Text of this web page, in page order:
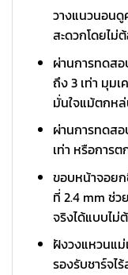
วางแนวนอนดู
สะดวกโดยไม่
ผ่านการทดส
ถึง 3 เท่า มุม
มั่นใจแม้ตกห
ผ่านการทดส
เท่า หรือการ
ขอบหน้าจอย
ที่ 2.4 mm ช่ว
จริงได้แบบไม่
ฝังวงแหวนแ
รองรับชาร์จไ